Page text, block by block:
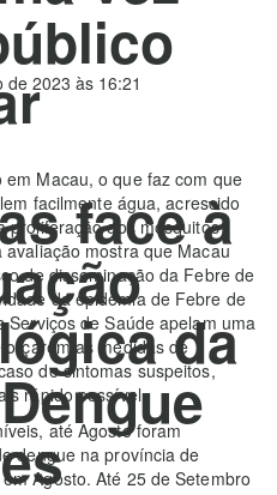
face à
da
de 2023 às 16:21
Macau, o que faz com que
facilmente água, acrescido
proliferação dos mosquitos
mostra que Macau
de disseminação da Febre de
da epidemia de Febre de
Serviços de Saúde apelam uma
as medidas de
de sintomas suspeitos,
rápido possível.
até Agosto foram
dengue na província de
Agosto. Até 25 de Setembro